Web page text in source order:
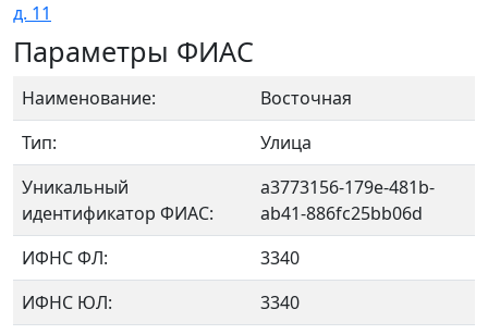
д. 11
Параметры ФИАС
Наименование:
Восточная
Тип:
Улица
Уникальный
идентификатор ФИАС:
a3773156-179e-481b-
ab41-886fc25bb06d
ИФНС ФЛ:
3340
ИФНС ЮЛ:
3340